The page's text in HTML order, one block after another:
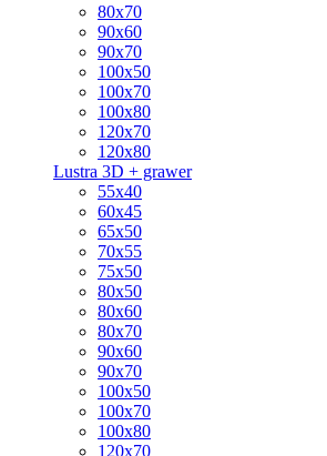
80x70
90x60
90x70
100x50
100x70
100x80
120x70
120x80
Lustra 3D + grawer
55x40
60x45
65x50
70x55
75x50
80x50
80x60
80x70
90x60
90x70
100x50
100x70
100x80
120x70